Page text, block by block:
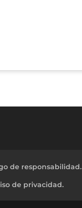
de responsabilidad.
de privacidad.